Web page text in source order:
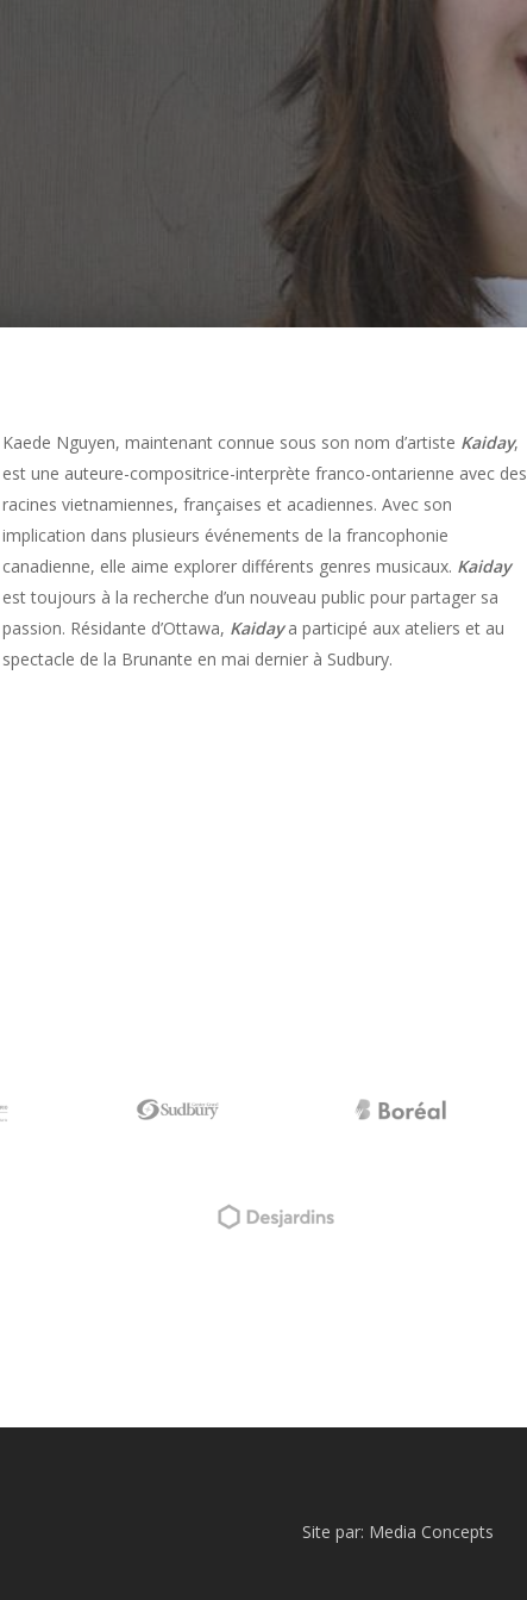
Kaede Nguyen, maintenant connue sous son nom d’artiste Kaiday,
est une auteure-compositrice-interprète franco-ontarienne avec des
racines vietnamiennes, françaises et acadiennes. Avec son
implication dans plusieurs événements de la francophonie
canadienne, elle aime explorer différents genres musicaux. Kaiday
est toujours à la recherche d’un nouveau public pour partager sa
passion. Résidante d’Ottawa, Kaidaya participé aux ateliers et au
spectacle de la Brunante en mai dernier à Sudbury.
Site par: Media Concepts